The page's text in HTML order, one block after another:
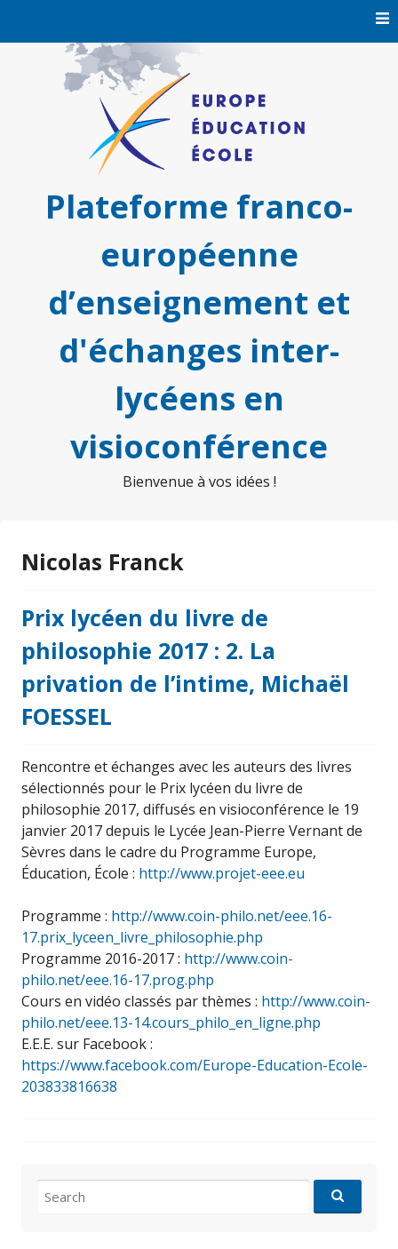
Plateforme franco-
européenne
d’enseignement et
d'échanges inter-
lycéens en
visioconférence
Bienvenue à vos idées !
Nicolas Franck
Prix lycéen du livre de
philosophie 2017 : 2. La
privation de l’intime, Michaël
FOESSEL
Rencontre et échanges avec les auteurs des livres
sélectionnés pour le Prix lycéen du livre de
philosophie 2017, diffusés en visioconférence le 19
janvier 2017 depuis le Lycée Jean-Pierre Vernant de
Sèvres dans le cadre du Programme Europe,
Éducation, École : http://www.projet-eee.eu
Programme : http://www.coin-philo.net/eee.16-
17.prix_lyceen_livre_philosophie.php
Programme 2016-2017 : http://www.coin-
philo.net/eee.16-17.prog.php
Cours en vidéo classés par thèmes : http://www.coin-
philo.net/eee.13-14.cours_philo_en_ligne.php
E.E.E. sur Facebook :
https://www.facebook.com/Europe-Education-Ecole-
203833816638
for: